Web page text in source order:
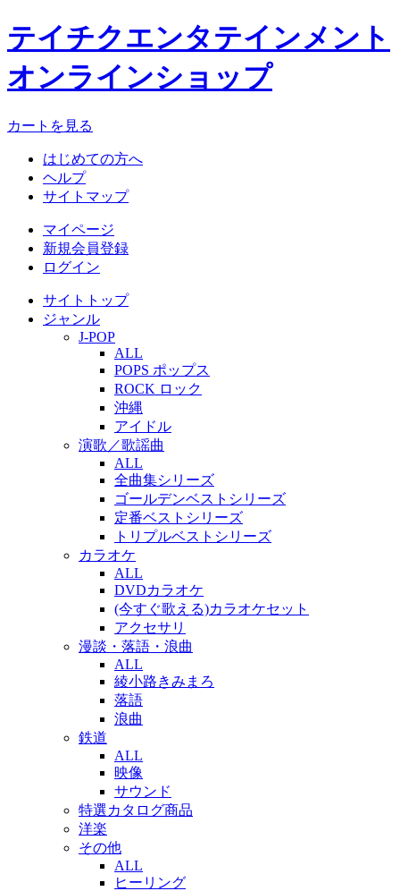
テイチクエンタテインメント
オンラインショップ
カートを見る
はじめての方へ
ヘルプ
サイトマップ
マイページ
新規会員登録
ログイン
サイトトップ
ジャンル
J-POP
ALL
POPS ポップス
ROCK ロック
沖縄
アイドル
演歌／歌謡曲
ALL
全曲集シリーズ
ゴールデンベストシリーズ
定番ベストシリーズ
トリプルベストシリーズ
カラオケ
ALL
DVDカラオケ
(今すぐ歌える)カラオケセット
アクセサリ
漫談・落語・浪曲
ALL
綾小路きみまろ
落語
浪曲
鉄道
ALL
映像
サウンド
特選カタログ商品
洋楽
その他
ALL
ヒーリング